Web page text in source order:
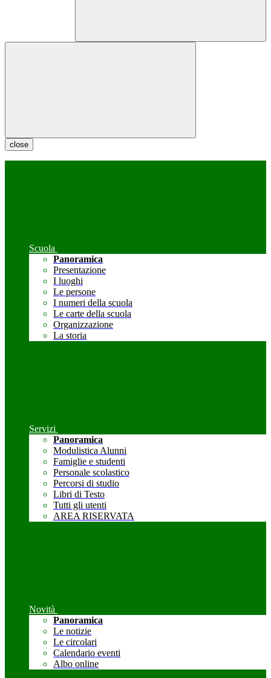
close
Scuola
Panoramica
Presentazione
I luoghi
Le persone
I numeri della scuola
Le carte della scuola
Organizzazione
La storia
Servizi
Panoramica
Modulistica Alunni
Famiglie e studenti
Personale scolastico
Percorsi di studio
Libri di Testo
Tutti gli utenti
AREA RISERVATA
Novità
Panoramica
Le notizie
Le circolari
Calendario eventi
Albo online